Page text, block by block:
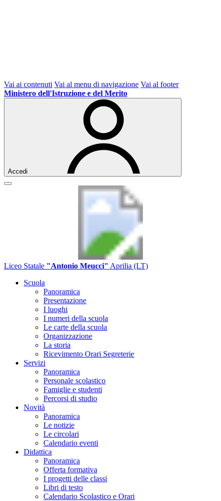
Vai ai contenuti Vai al menu di navigazione Vai al footer
Ministero dell'Istruzione e del Merito
Accedi
Liceo Statale "Antonio Meucci" Aprilia (LT)
Scuola
Panoramica
Presentazione
I luoghi
I numeri della scuola
Le carte della scuola
Organizzazione
La storia
Ricevimento Orari Segreterie
Servizi
Panoramica
Personale scolastico
Famiglie e studenti
Percorsi di studio
Novità
Panoramica
Le notizie
Le circolari
Calendario eventi
Didattica
Panoramica
Offerta formativa
I progetti delle classi
Libri di testo
Calendario Scolastico e Orari